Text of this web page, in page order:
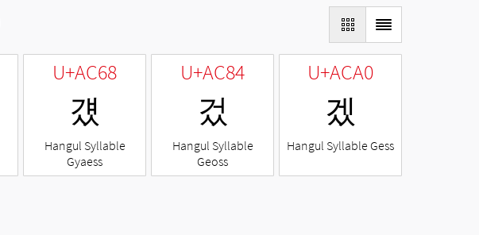
U+AC68
걨
Hangul Syllable
Gyaess
U+AC84
겄
Hangul Syllable
Geoss
U+ACA0
겠
Hangul Syllable Gess